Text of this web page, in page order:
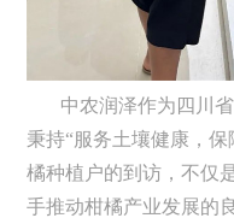
中农润泽作为四川
秉持“服务土壤健康，
橘种植户的到访，不仅
手推动柑橘产业发展的